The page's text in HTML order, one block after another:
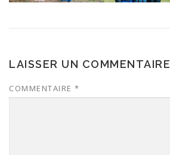
LAISSER UN COMMENTAIRE
COMMENTAIRE *